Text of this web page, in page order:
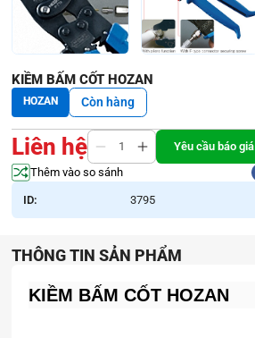
KIỀM BẤM CỐT HOZAN
HOZAN Còn hàng
Liên hệ
Yêu cầu báo giá
Thêm vào so sánh
ID: 3795
THÔNG TIN SẢN PHẨM
KIỀM BẤM CỐT HOZAN